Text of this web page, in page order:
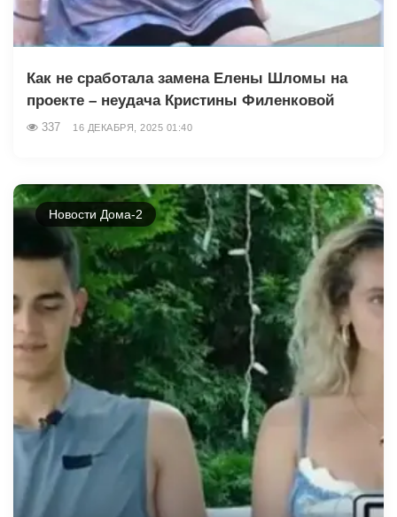
Как не сработала замена Елены Шломы на
проекте – неудача Кристины Филенковой
337 16 ДЕКАБРЯ, 2025 01:40
Новости Дома-2